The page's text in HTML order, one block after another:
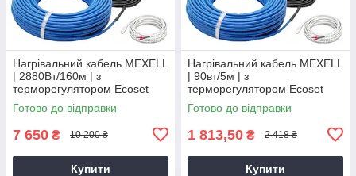
Нагрівальний кабель MEXELL
| 2880Вт/160м | з
терморегулятором Ecoset
PWT-002
Готово до відправки
7 650 ₴ 10 200 ₴
Купити
Нагрівальний кабель MEXELL
| 90вт/5м | з
терморегулятором Ecoset
PWT-002
Готово до відправки
1 813,50 ₴ 2 418 ₴
Купити